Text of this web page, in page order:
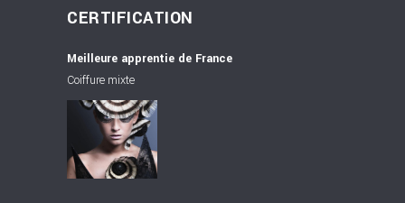
CERTIFICATION
Meilleure apprentie de France
Coiffure mixte